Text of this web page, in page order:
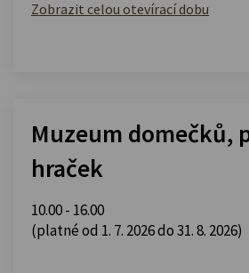
Zobrazit celou otevírací dobu
Muzeum domečků,
hraček
10.00 - 16.00
(platné od 1. 7. 2026 do 31. 8. 2026)